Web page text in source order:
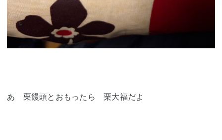
あ 栗饅頭とおもったら 栗大福だよ